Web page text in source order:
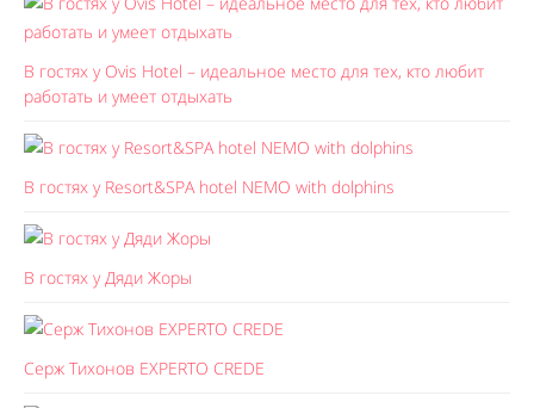
В гостях у Ovis Hotel – идеальное место для тех, кто любит
работать и умеет отдыхать
В гостях у Resort&SPA hotel NEMO with dolphins
В гостях у Дяди Жоры
Серж Тихонов EXPERTO CREDE